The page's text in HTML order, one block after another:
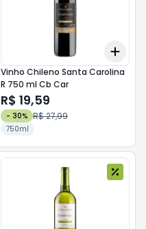
Add
Vinho Chileno Santa Carolina
R 750 ml Cb Car
R$ 19,59
- 30% R$ 27,99
750ml